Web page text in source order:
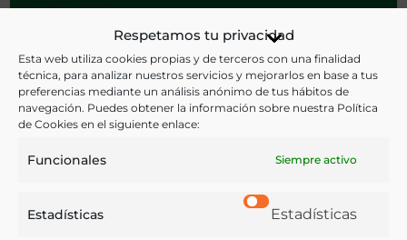
Respetamos tu privacidad
Esta web utiliza cookies propias y de terceros con una finalidad
técnica, para analizar nuestros servicios y mejorarlos en base a tus
preferencias mediante un análisis anónimo de tus hábitos de
navegación. Puedes obtener la información sobre nuestra Política
de Cookies en el siguiente enlace:
Funcionales Siempre activo
Estadísticas Estadísticas
que han podido apreciar sus efectos
Madrid - 1878